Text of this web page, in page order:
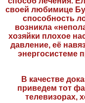
своей любимице
способность
возникла
хозяйки плохое
давление, её
энергосистеме
В качестве
приведем тот
телевизорах,